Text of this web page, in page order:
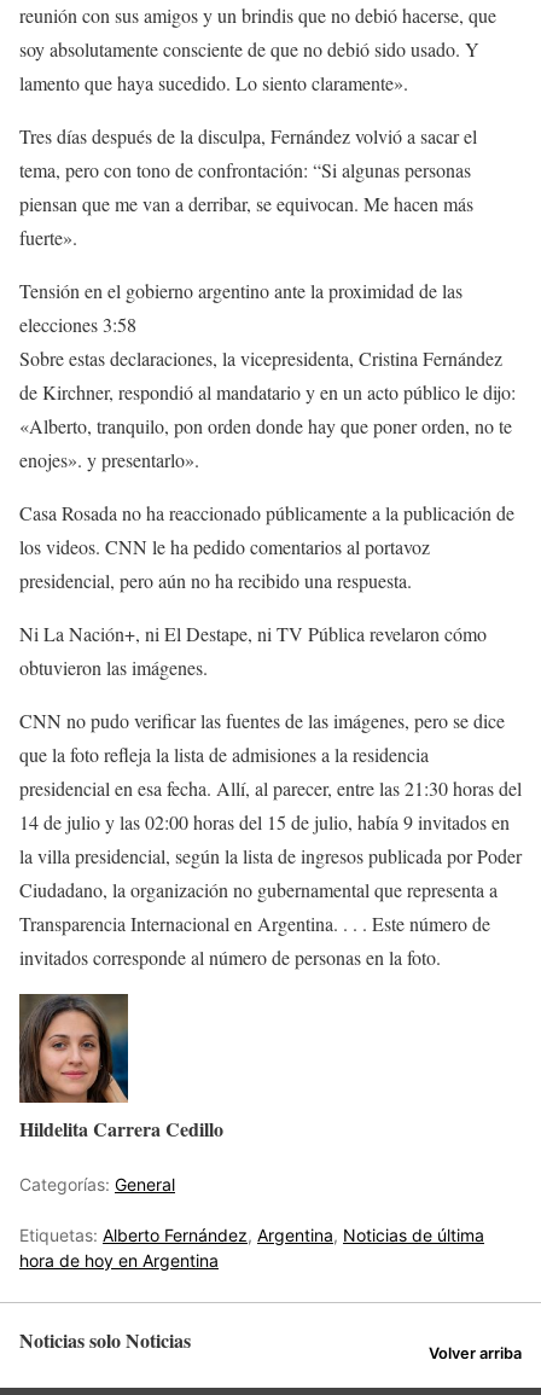
reunión con sus amigos y un brindis que no debió hacerse, que
soy absolutamente consciente de que no debió sido usado. Y
lamento que haya sucedido. Lo siento claramente».
Tres días después de la disculpa, Fernández volvió a sacar el
tema, pero con tono de confrontación: “Si algunas personas
piensan que me van a derribar, se equivocan. Me hacen más
fuerte».
Tensión en el gobierno argentino ante la proximidad de las
elecciones 3:58
Sobre estas declaraciones, la vicepresidenta, Cristina Fernández
de Kirchner, respondió al mandatario y en un acto público le dijo:
«Alberto, tranquilo, pon orden donde hay que poner orden, no te
enojes». y presentarlo».
Casa Rosada no ha reaccionado públicamente a la publicación de
los videos. CNN le ha pedido comentarios al portavoz
presidencial, pero aún no ha recibido una respuesta.
Ni La Nación+, ni El Destape, ni TV Pública revelaron cómo
obtuvieron las imágenes.
CNN no pudo verificar las fuentes de las imágenes, pero se dice
que la foto refleja la lista de admisiones a la residencia
presidencial en esa fecha. Allí, al parecer, entre las 21:30 horas del
14 de julio y las 02:00 horas del 15 de julio, había 9 invitados en
la villa presidencial, según la lista de ingresos publicada por Poder
Ciudadano, la organización no gubernamental que representa a
Transparencia Internacional en Argentina. . . . Este número de
invitados corresponde al número de personas en la foto.
Hildelita Carrera Cedillo
Categorías: General
Etiquetas: Alberto Fernández, Argentina, Noticias de última
hora de hoy en Argentina
Noticias solo Noticias Volver arriba